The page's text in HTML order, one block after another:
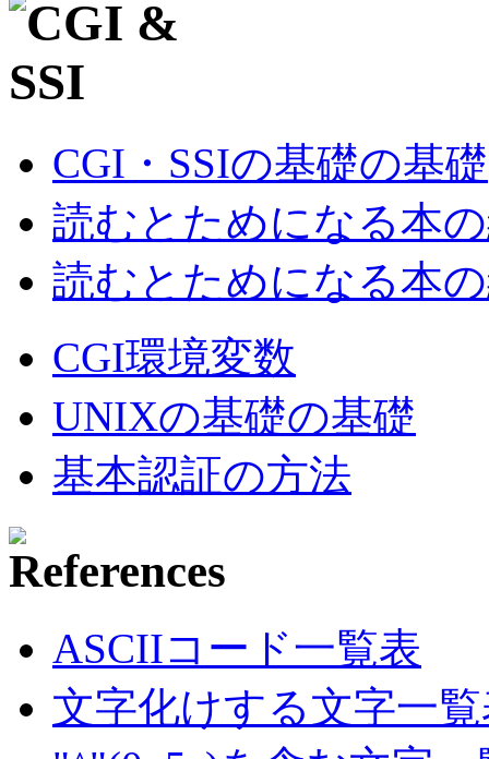
CGI・SSIの基礎の基礎
読むとためになる本
読むとためになる本
CGI環境変数
UNIXの基礎の基礎
基本認証の方法
ASCIIコード一覧表
文字化けする文字一